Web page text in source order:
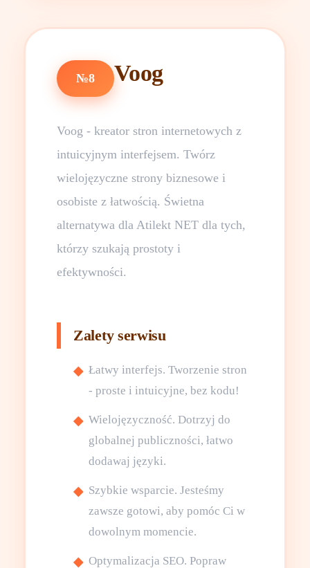
№8 Voog
Voog - kreator stron internetowych z
intuicyjnym interfejsem. Twórz
wielojęzyczne strony biznesowe i
osobiste z łatwością. Świetna
alternatywa dla Atilekt NET dla tych,
którzy szukają prostoty i
efektywności.
Zalety serwisu
Łatwy interfejs. Tworzenie stron
- proste i intuicyjne, bez kodu!
Wielojęzyczność. Dotrzyj do
globalnej publiczności, łatwo
dodawaj języki.
Szybkie wsparcie. Jesteśmy
zawsze gotowi, aby pomóc Ci w
dowolnym momencie.
Optymalizacja SEO. Popraw